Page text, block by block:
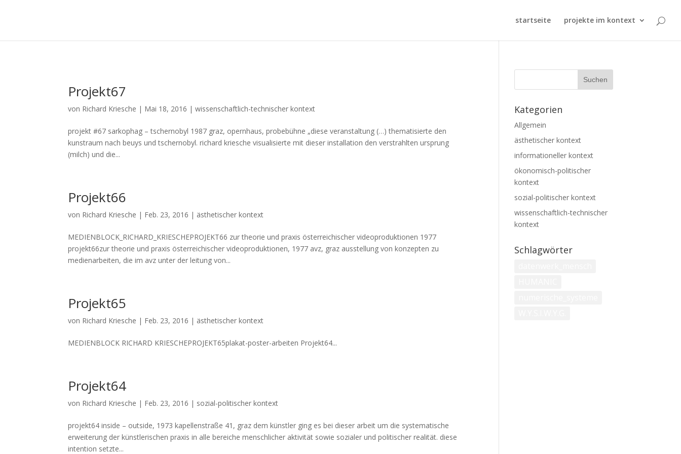
startseite projekte im kontext
Projekt67
von Richard Kriesche | Mai 18, 2016 |wissenschaftlich-technischer kontext
projekt #67 sarkophag – tschernobyl 1987 graz, opernhaus, probebühne „diese veranstaltung (…) thematisierte den
kunstraum nach beuys und tschernobyl. richard kriesche visualisierte mit dieser installation den verstrahlten ursprung
(milch) und die...
Projekt66
von Richard Kriesche | Feb. 23, 2016 | ästhetischer kontext
MEDIENBLOCK_RICHARD_KRIESCHEPROJEKT66 zur theorie und praxis österreichischer videoproduktionen 1977
projekt66zur theorie und praxis österreichischer videoproduktionen, 1977 avz, graz ausstellung von konzepten zu
medienarbeiten, die im avz unter der leitung von...
Projekt65
von Richard Kriesche | Feb. 23, 2016 | ästhetischer kontext
MEDIENBLOCK RICHARD KRIESCHEPROJEKT65plakat-poster-arbeiten Projekt64...
Projekt64
von Richard Kriesche | Feb. 23, 2016 | sozial-politischer kontext
projekt64 inside – outside, 1973 kapellenstraße 41, graz dem künstler ging es bei dieser arbeit um die systematische
erweiterung der künstlerischen praxis in alle bereiche menschlicher aktivität sowie sozialer und politischer realität. diese
intention setzte...
Kategorien
Allgemein
ästhetischer kontext
informationeller kontext
ökonomisch-politischer
kontext
sozial-politischer kontext
wissenschaftlich-technischer
kontext
Schlagwörter